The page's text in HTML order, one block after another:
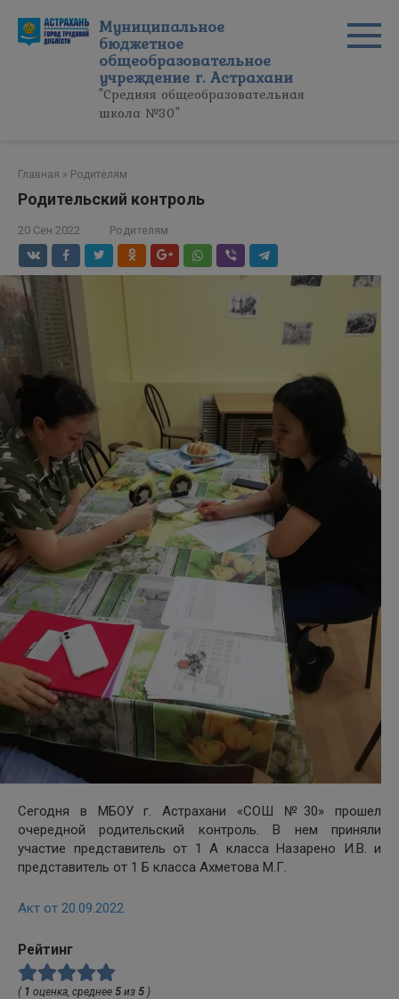
контенту
Муниципальное
бюджетное
общеобразовательное
учреждение г. Астрахани
"Средняя общеобразовательная
школа №30"
Главная » Родителям
Родительский контроль
20 Сен 2022 Родителям
Сегодня в МБОУ г. Астрахани «СОШ №30» прошел
очередной родительский контроль. В нем приняли
участие представитель от 1 А класса Назарено И.В. и
представитель от 1 Б класса Ахметова М.Г.
Акт от 20.09.2022
Рейтинг
( 1 оценка, среднее 5 из 5 )